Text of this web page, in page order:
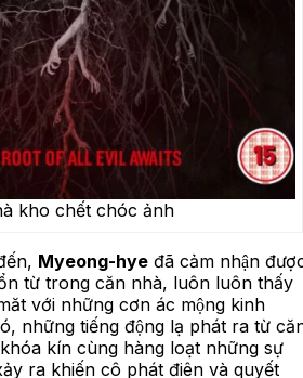
kho chết chóc ảnh
Myeong-hye đã cảm nhận
từ trong căn nhà, luôn luôn thấy
với những cơn ác mộng kinh
những tiếng động lạ phát ra từ
kín cùng hàng loạt những sự
ra khiến cô phát điên và quyết